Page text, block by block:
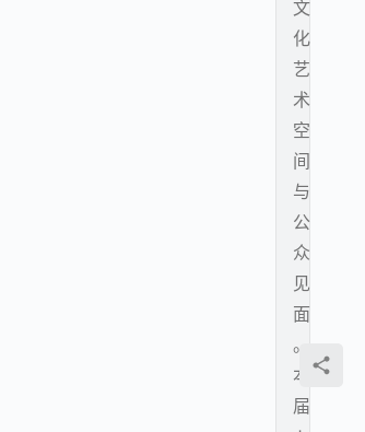
文
化
艺
术
空
间
与
公
众
见
面
。
本
届